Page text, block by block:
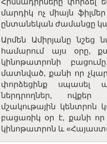
Հիմնադիրները փորձել
մարդիկ ոչ միայն
ընտանեկան ժամանցը
Արմեն Ամիրյանը նշեց
համարում այս օրը,
կինոթատրոնի
մատնված, քանի որ չկար
փորձեցինք սպասել
ներդրողներ,
մշակութային կենտրոն
բացառիկ օր է, քանի
կինոթատրոն և